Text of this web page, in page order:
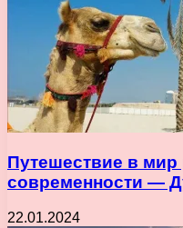
Путешествие в
современности —
22.01.2024